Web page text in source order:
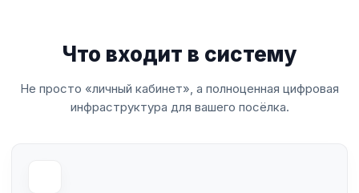
Что входит в систему
Не просто «личный кабинет», а полноценная цифровая
инфраструктура для вашего посёлка.